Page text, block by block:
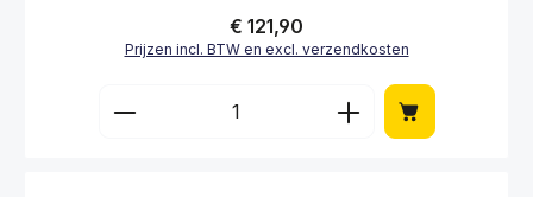
Gemiddelde waardering van 0 van 5 sterren
Ram Mounts X-Grip Smartphone Houder voor E-